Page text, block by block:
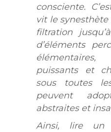
consciente.
vit le
filtration
d’éléments
puissants et
sous toutes
peuvent
abstraites et
Ainsi, lire